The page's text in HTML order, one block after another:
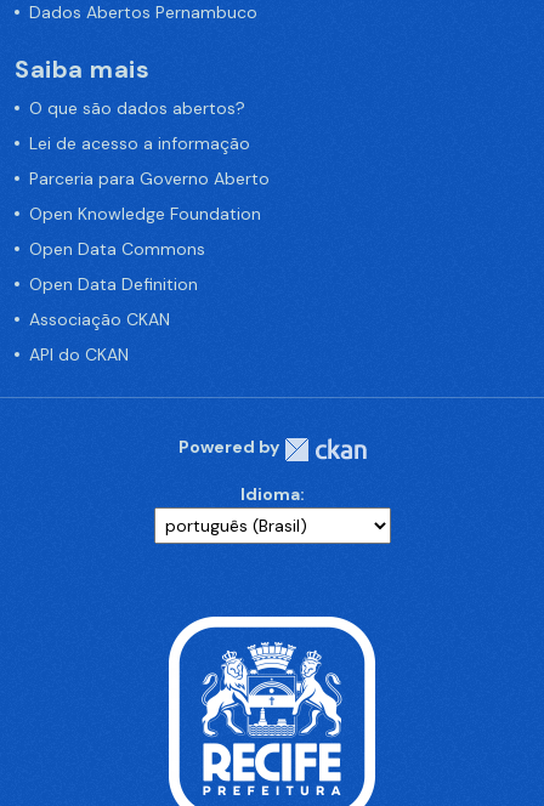
Dados Abertos Pernambuco
Saiba mais
O que são dados abertos?
Lei de acesso a informação
Parceria para Governo Aberto
Open Knowledge Foundation
Open Data Commons
Open Data Definition
Associação CKAN
API do CKAN
Powered by
Idioma